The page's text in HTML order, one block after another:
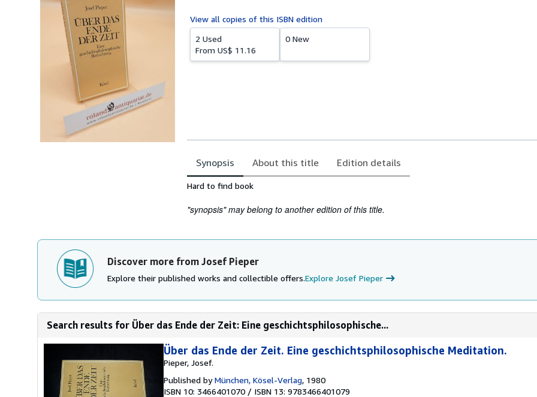
View all copies of this ISBN edition
2 Used
From US$ 11.16
0 New
Synopsis About this title Edition details
Synopsis
Hard to find book
"synopsis" may belong to another edition of this title.
Discover more from Josef Pieper
Explore their published works and collectible offers.Explore Josef Pieper
Search results for Über das Ende der Zeit: Eine geschichtsphilosophische...
Über das Ende der Zeit. Eine geschichtsphilosophische Meditation.
Pieper, Josef.
Published byMünchen, Kösel-Verlag, 1980
ISBN 10: 3466401070 / ISBN 13: 9783466401079